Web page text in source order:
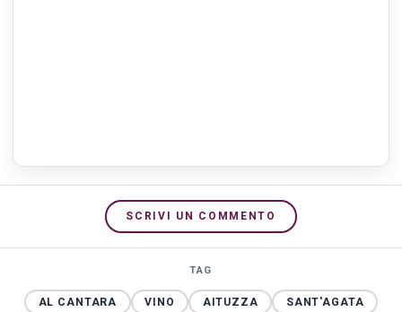
SCRIVI UN COMMENTO
TAG
AL CANTARA VINO AITUZZA
SANT'AGATA